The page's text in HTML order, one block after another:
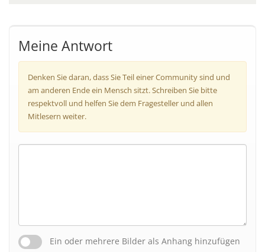
Meine Antwort
Denken Sie daran, dass Sie Teil einer Community sind und
am anderen Ende ein Mensch sitzt. Schreiben Sie bitte
respektvoll und helfen Sie dem Fragesteller und allen
Mitlesern weiter.
Ein oder mehrere Bilder als Anhang hinzufügen